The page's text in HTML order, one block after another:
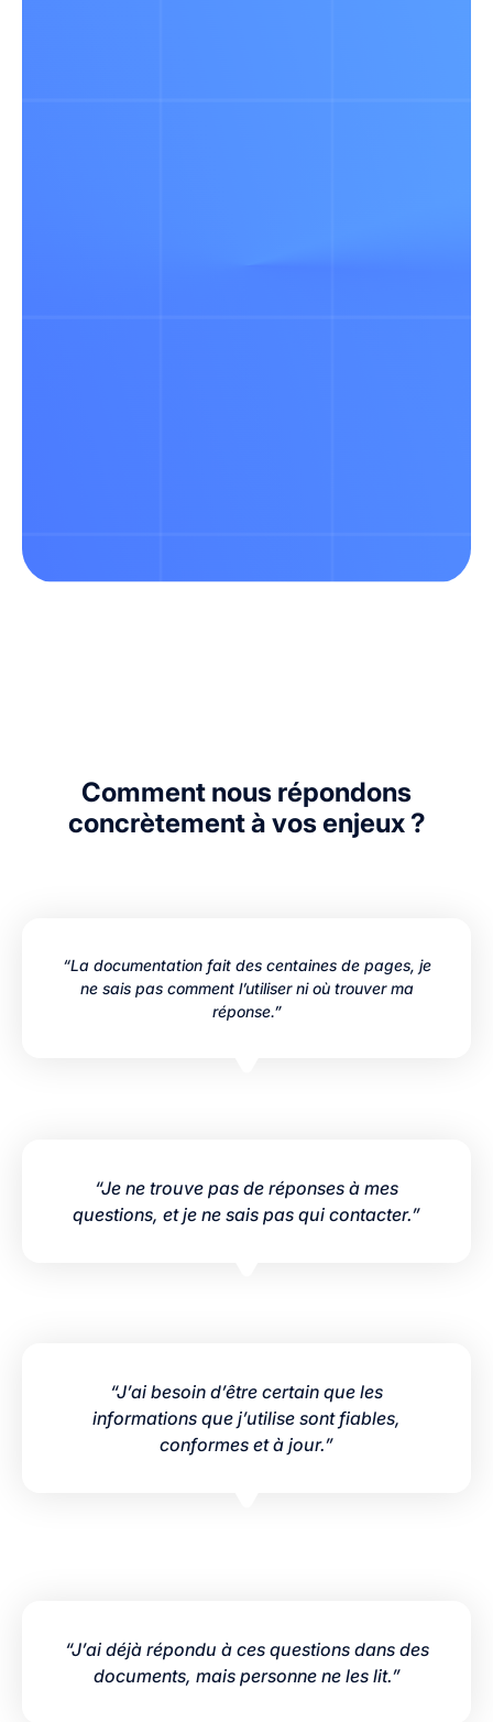
Comment nous répondons
concrètement à vos enjeux ?
“La documentation fait des centaines de pages, je
ne sais pas comment l’utiliser ni où trouver ma
réponse.”
“Je ne trouve pas de réponses à mes
questions, et je ne sais pas qui contacter.”
“J’ai besoin d’être certain que les
informations que j’utilise sont fiables,
conformes et à jour.”
“J’ai déjà répondu à ces questions dans des
documents, mais personne ne les lit.”